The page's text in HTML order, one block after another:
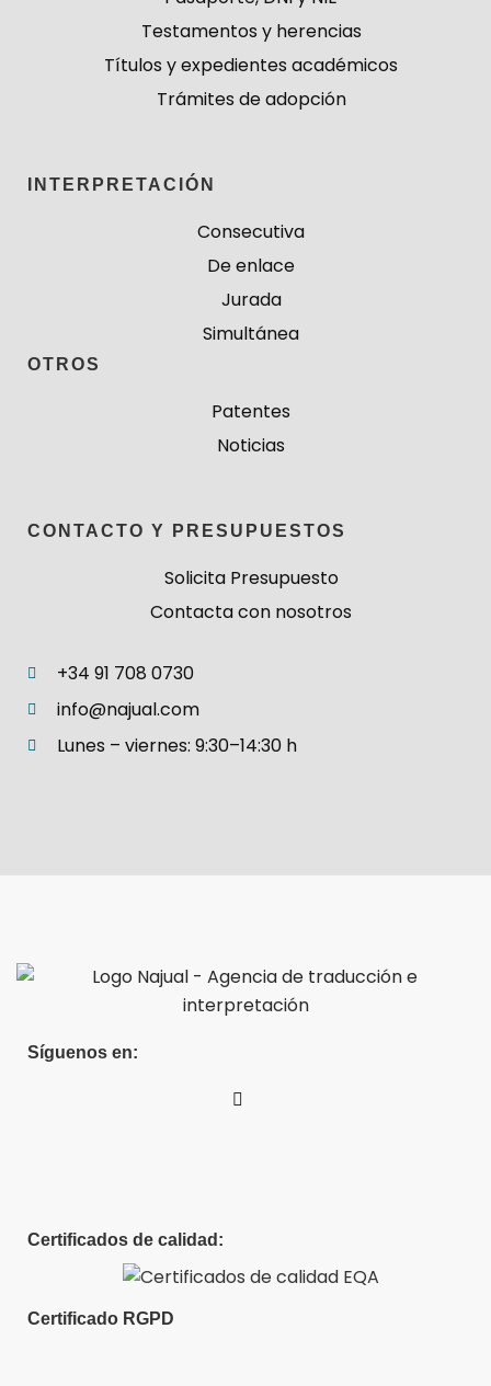
Testamentos y herencias
Títulos y expedientes académicos
Trámites de adopción
INTERPRETACIÓN
Consecutiva
De enlace
Jurada
Simultánea
OTROS
Patentes
Noticias
CONTACTO Y PRESUPUESTOS
Solicita Presupuesto
Contacta con nosotros
+34 91 708 0730
info@najual.com
Lunes – viernes: 9:30–14:30 h
Síguenos en:
Certificados de calidad:
Certificado RGPD